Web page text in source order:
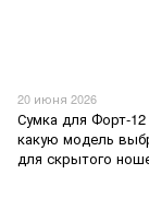
20 июня 2026
Сумка для Форт-
какую модель
для скрытого